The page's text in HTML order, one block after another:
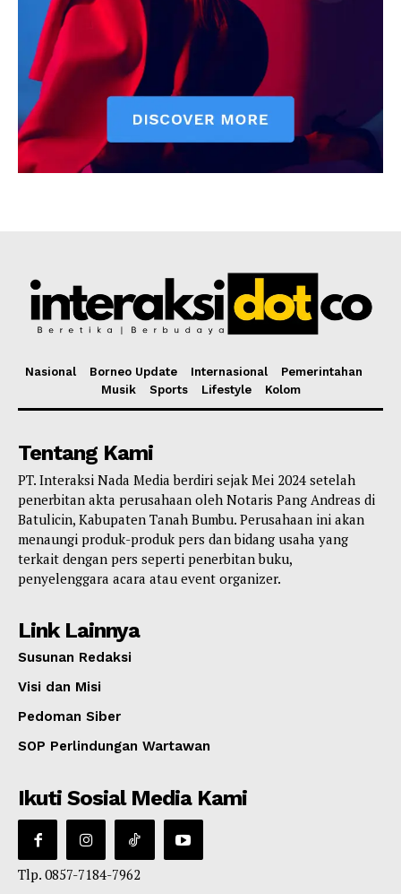
Nasional Borneo Update Internasional
Pemerintahan
Musik
Sports Lifestyle Kolom
Tentang Kami
PT. Interaksi Nada Media berdiri sejak Mei 2024 setelah
penerbitan akta perusahaan oleh Notaris Pang Andreas di
Batulicin, Kabupaten Tanah Bumbu. Perusahaan ini akan
menaungi produk-produk pers dan bidang usaha yang
terkait dengan pers seperti penerbitan buku,
penyelenggara acara atau event organizer.
Link Lainnya
Susunan Redaksi
Visi dan Misi
Pedoman Siber
SOP Perlindungan Wartawan
Ikuti Sosial Media Kami
Tlp. 0857-7184-7962